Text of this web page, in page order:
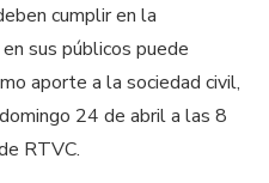
cumplir en la
sus públicos puede
aporte a la sociedad civil,
24 de abril a las 8
RTVC.